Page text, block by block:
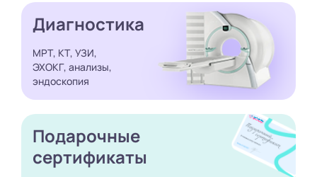
Диагностика
МРТ, КТ, УЗИ,
ЭХОКГ, анализы,
эндоскопия
Подарочные
сертификаты